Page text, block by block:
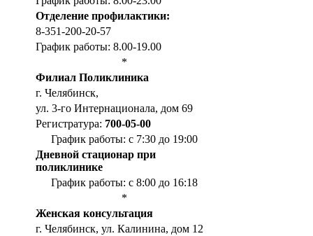
Отделение профилактики:
8-351-200-20-57
График работы: 8.00-19.00
*
Филиал Поликлиника
г. Челябинск,
ул. 3-го Интернационала, дом 69
Регистратура: 700-05-00
График работы: с 7:30 до 19:00
Дневной стационар при
поликлинике
График работы: с 8:00 до 16:18
*
Женская консультация
г. Челябинск, ул. Калинина, дом 12